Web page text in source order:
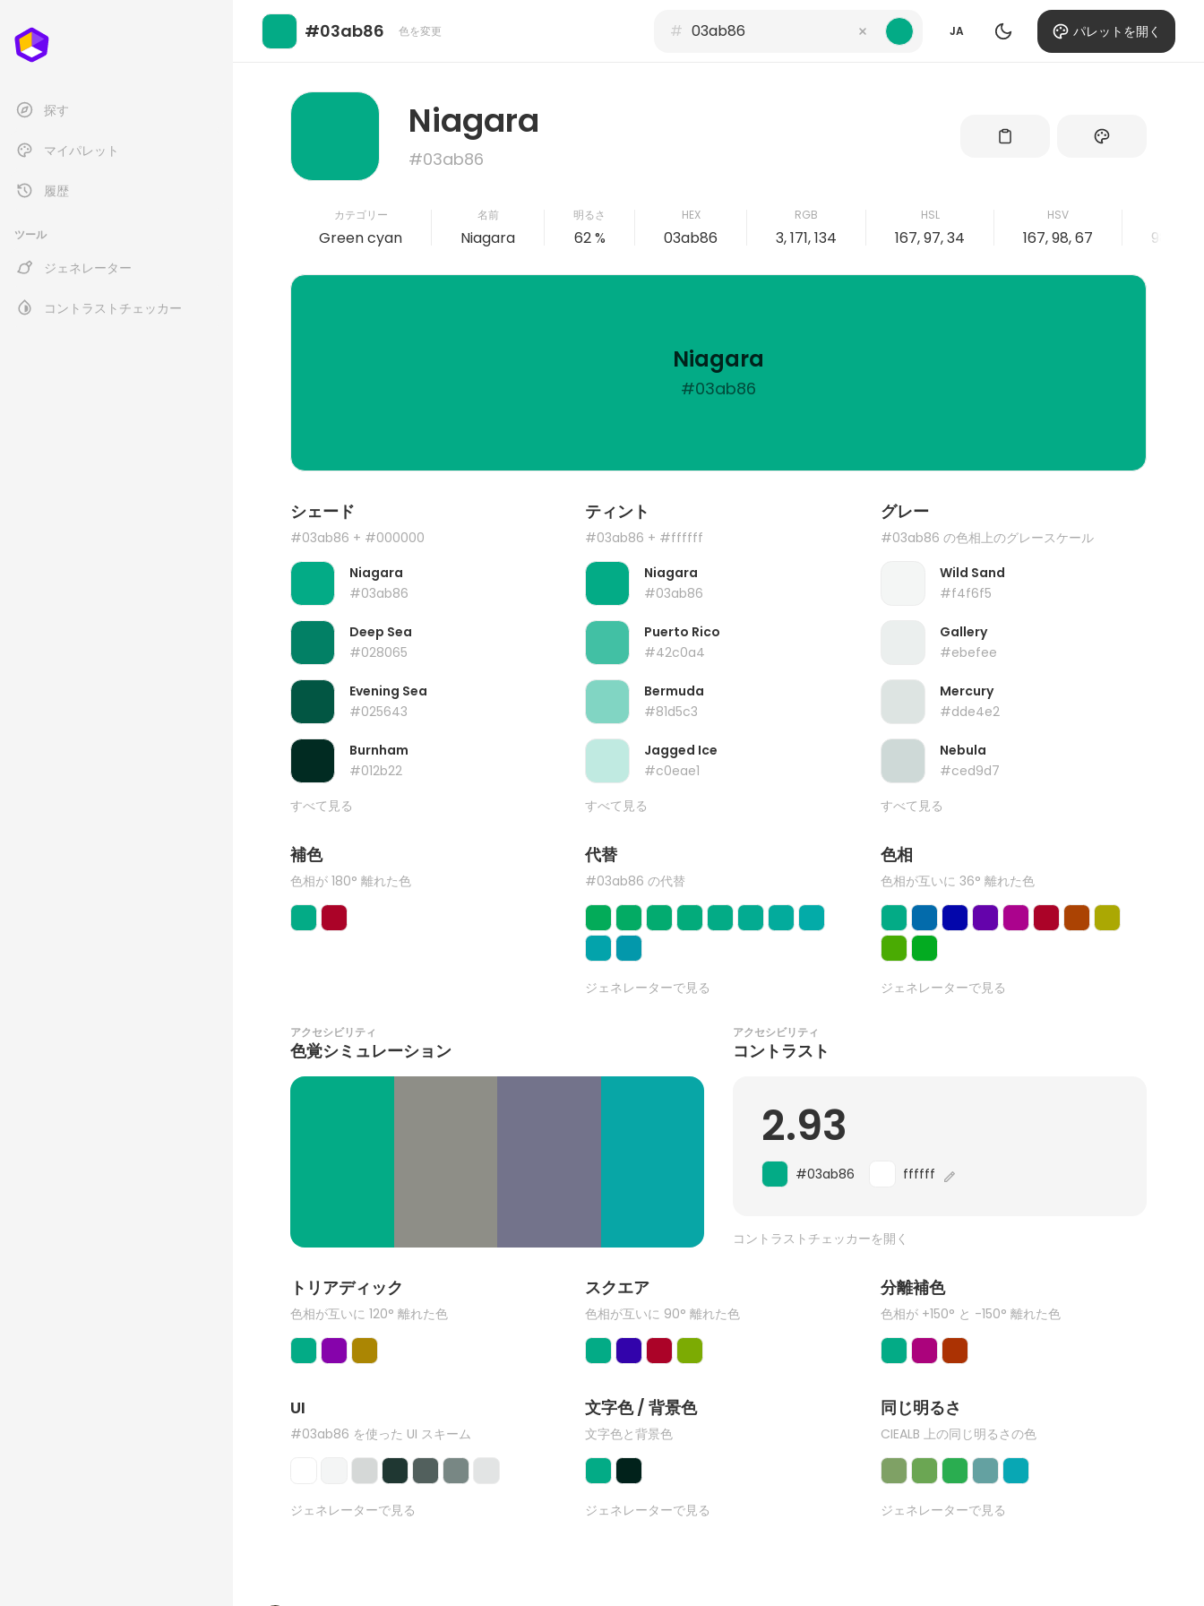
探す
マイパレット
履歴
ツール
ジェネレーター
コントラストチェッカー
#03ab86 色を変更 # JA パレットを開く
Niagara
#03ab86
カテゴリー
Green cyan
名前
Niagara
明るさ
62 %
HEX
03ab86
RGB
3, 171, 134
HSL
167, 97, 34
HSV
167, 98, 67 98, 0,
Niagara
#03ab86
シェード
#03ab86 + #000000
Niagara
#03ab86
Deep Sea
#028065
Evening Sea
#025643
Burnham
#012b22
すべて見る
ティント
#03ab86 + #ffffff
Niagara
#03ab86
Puerto Rico
#42c0a4
Bermuda
#81d5c3
Jagged Ice
#c0eae1
すべて見る
グレー
#03ab86 の色相上のグレースケール
Wild Sand
#f4f6f5
Gallery
#ebefee
Mercury
#dde4e2
Nebula
#ced9d7
すべて見る
補色
色相が 180° 離れた色
代替
#03ab86 の代替
ジェネレーターで見る
色相
色相が互いに 36° 離れた色
ジェネレーターで見る
アクセシビリティ
色覚シミュレーション
アクセシビリティ
コントラスト
2.93
#03ab86 ffffff
コントラストチェッカーを開く
トリアディック
色相が互いに 120° 離れた色
スクエア
色相が互いに 90° 離れた色
分離補色
色相が +150° と -150° 離れた色
UI
#03ab86 を使った UI スキーム
ジェネレーターで見る
文字色 / 背景色
文字色と背景色
ジェネレーターで見る
同じ明るさ
CIEALB 上の同じ明るさの色
ジェネレーターで見る